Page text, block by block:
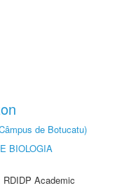
de Botucatu)
BIOLOGIA
Academic